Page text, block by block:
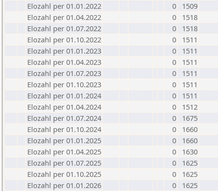
Elozahl per 01.01.2022
0
1509
Elozahl per 01.04.2022
0
1518
Elozahl per 01.07.2022
0
1518
Elozahl per 01.10.2022
0
1511
Elozahl per 01.01.2023
0
1511
Elozahl per 01.04.2023
0
1511
Elozahl per 01.07.2023
0
1511
Elozahl per 01.10.2023
0
1511
Elozahl per 01.01.2024
0
1511
Elozahl per 01.04.2024
0
1512
Elozahl per 01.07.2024
0
1675
Elozahl per 01.10.2024
0
1660
Elozahl per 01.01.2025
0
1660
Elozahl per 01.04.2025
0
1630
Elozahl per 01.07.2025
0
1625
Elozahl per 01.10.2025
0
1625
Elozahl per 01.01.2026
0
1625